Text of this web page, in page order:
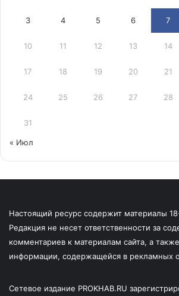
3 4 5 6 7
10 11 12 13 14
17 18 19 20 21
24 25 26 27 28
31
« Июл
Настоящий ресурс содержит материалы
Редакция не несет ответственности за
комментариев к материалам сайта, а
информации, содержащейся в рекламных
Сетевое издание PROKHAB.RU